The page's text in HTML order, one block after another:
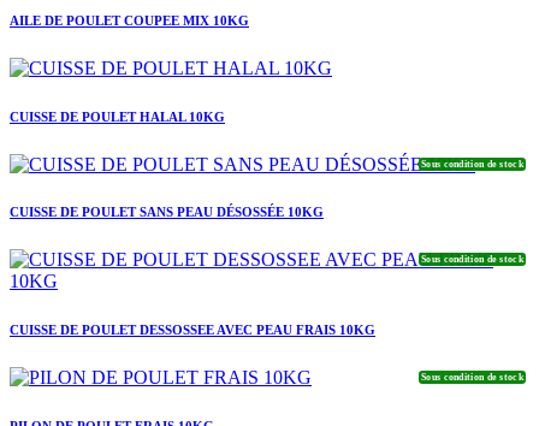
AILE DE POULET COUPEE MIX 10KG
CUISSE DE POULET HALAL 10KG
Sous condition de stock
CUISSE DE POULET SANS PEAU DÉSOSSÉE 10KG
Sous condition de stock
CUISSE DE POULET DESSOSSEE AVEC PEAU FRAIS 10KG
Sous condition de stock